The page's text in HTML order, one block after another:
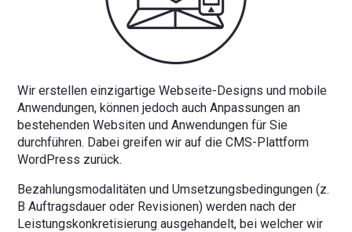
Wir erstellen einzigartige Webseite-Designs und mobile
Anwendungen, können jedoch auch Anpassungen an
bestehenden Websiten und Anwendungen für Sie
durchführen. Dabei greifen wir auf die CMS-Plattform
WordPress zurück.
Bezahlungsmodalitäten und Umsetzungsbedingungen (z.
B Auftragsdauer oder Revisionen) werden nach der
Leistungskonkretisierung ausgehandelt, bei welcher wir